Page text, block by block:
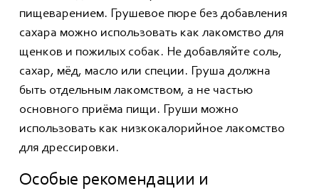
пищеварением. Грушевое пюре без добавления
сахара можно использовать как лакомство для
щенков и пожилых собак. Не добавляйте соль,
сахар, мёд, масло или специи. Груша должна
быть отдельным лакомством, а не частью
основного приёма пищи. Груши можно
использовать как низкокалорийное лакомство
для дрессировки.
Особые рекомендации и